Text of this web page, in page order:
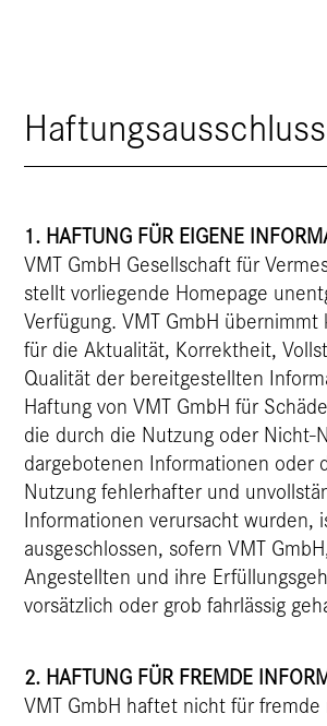
Haftungsausschluss
1. HAFTUNG FÜR EIGENE
VMT GmbH Gesellschaft für
stellt vorliegende Homepage
Verfügung. VMT GmbH übernimmt
für die Aktualität, Korrektheit,
Qualität der bereitgestellten
Haftung von VMT GmbH für
die durch die Nutzung oder Nicht-
dargebotenen Informationen oder
Nutzung fehlerhafter und
Informationen verursacht wurden,
ausgeschlossen, sofern VMT
Angestellten und ihre
vorsätzlich oder grob fahrlässig
2. HAFTUNG FÜR FREMDE
VMT GmbH haftet nicht für